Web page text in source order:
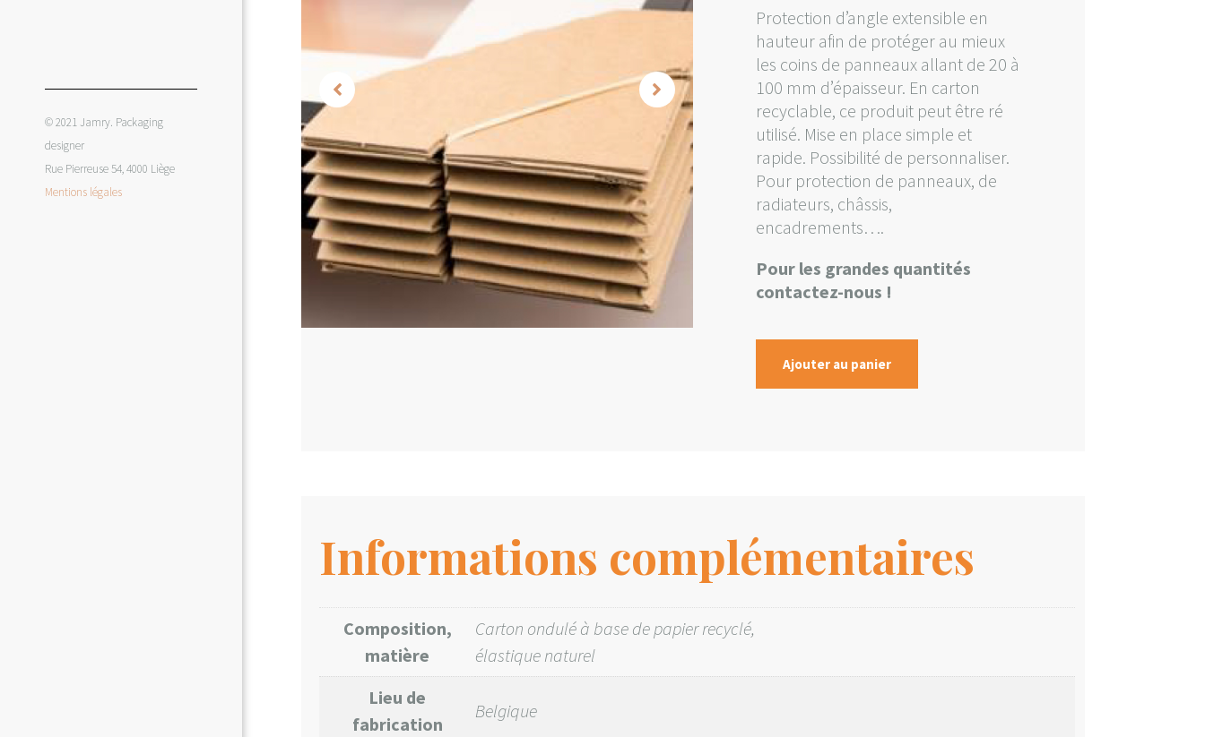
© 2021 Jamry. Packaging
designer
Rue Pierreuse 54, 4000 Liège
Mentions légales
Protection d’angle extensible en
hauteur afin de protéger au mieux
les coins de panneaux allant de 20 à
100 mm d’épaisseur. En carton
recyclable, ce produit peut être ré
utilisé. Mise en place simple et
rapide. Possibilité de personnaliser.
Pour protection de panneaux, de
radiateurs, châssis,
encadrements….
Pour les grandes quantités
contactez-nous !
Ajouter au panier
Informations complémentaires
Composition,
matière
Carton ondulé à base de papier recyclé,
élastique naturel
Lieu de
fabrication
Belgique